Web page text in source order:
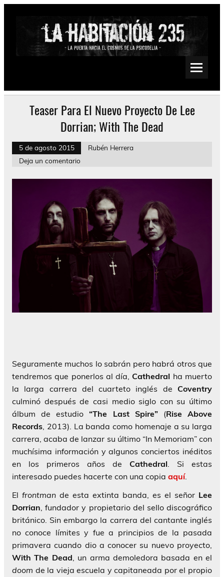
Saltar
Psychedelic, Stoner, Doom, Sludge, Fuzz, Space, Drone
Teaser Para El Nuevo Proyecto De Lee
Dorrian; With The Dead
5 de agosto 2015
Rubén Herrera
Deja un comentario
Seguramente muchos lo sabrán pero habrá otros que
tendremos que ponerlos al día,Cathedral ha muerto
la larga carrera del cuarteto inglés de Coventry
culminó después de casi medio siglo con su último
álbum de estudio“The Last Spire”(Rise Above
Records , 2013). La banda como homenaje a su larga
carrera, acaba de lanzar su último “In Memoriam” con
muchísima información y algunos conciertos inéditos
en los primeros años de Cathedral . Si estas
interesado puedes hacerte con una copia aquí.
El frontman de esta extinta banda, es el señor Lee
Dorrian , fundador y propietario del sello discográfico
británico. Sin embargo la carrera del cantante inglés
no conoce límites y fue a principios de la pasada
primavera cuando dio a conocer su nuevo proyecto,
With The Dead , un arma demoledora basada en el
doom de la vieja escuela y capitaneada por el propio